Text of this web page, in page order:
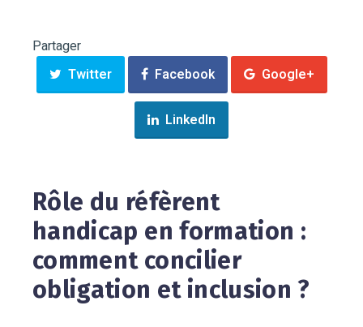
Partager
Twitter
Facebook Google+
LinkedIn
Rôle du réfèrent
handicap en formation :
comment concilier
obligation et inclusion ?